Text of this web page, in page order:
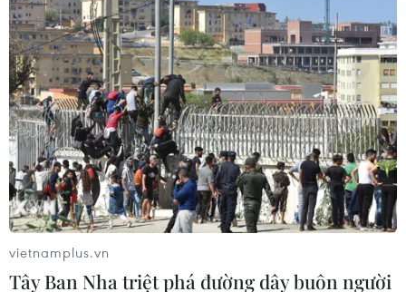
Giáo sư Nguyễn Thanh Liêm - nhà khoa
vietnamplus.vn
Tây Ban Nha triệt phá đường dây buôn người